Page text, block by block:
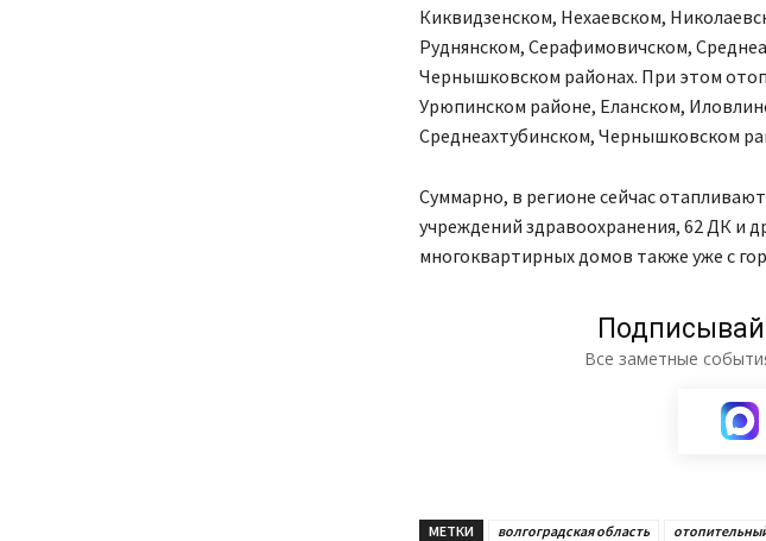
Киквидзенском, Нехаевском,
Руднянском, Серафимовичском,
Чернышковском районах. При этом
Урюпинском районе, Еланском,
Среднеахтубинском, Чернышковском
Суммарно, в регионе сейчас
учреждений здравоохранения, 62 ДК и
многоквартирных домов также уже с
Все заметные
МЕТКИ волгоградская область